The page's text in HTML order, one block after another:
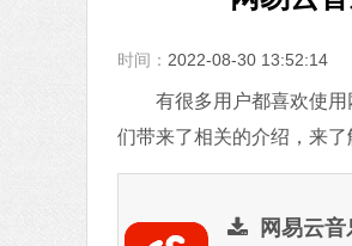
时间： 2022-08-30 13:52:14
有很多用户都喜欢使用
们带来了相关的介绍，来了
网易云音